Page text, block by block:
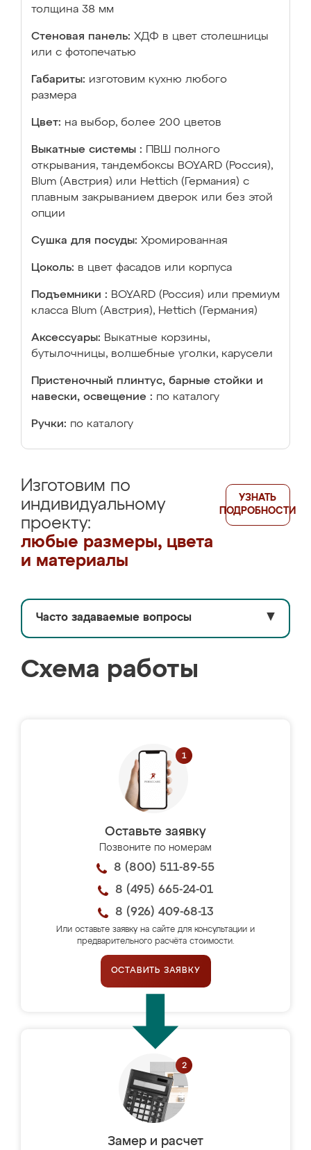
толщина 38 мм
Стеновая панель: ХДФ в цвет столешницы
или с фотопечатью
Габариты: изготовим кухню любого
размера
Цвет: на выбор, более 200 цветов
Выкатные системы :
ПВШ полного
открывания, тандембоксы BOYARD (Россия),
Blum (Австрия) или Hettich (Германия) с
плавным закрыванием дверок или без этой
опции
Сушка для посуды: Хромированная
Цоколь: в цвет фасадов или корпуса
Подъемники : BOYARD (Россия) или премиум
класса Blum (Австрия), Hettich (Германия)
Аксессуары: Выкатные корзины,
бутылочницы, волшебные уголки, карусели
Пристеночный плинтус, барные стойки и
навески, освещение : по каталогу
Ручки: по каталогу
Изготовим по
индивидуальному
проекту:
любые размеры, цвета
и материалы
УЗНАТЬ
ПОДРОБНОСТИ
Часто задаваемые вопросы ▼
Схема работы
Оставьте заявку
Позвоните по номерам
8 (800) 511-89-55
8 (495) 665-24-01
8 (926) 409-68-13
Или оставьте заявку на сайте для консультации и
предварительного расчёта стоимости.
ОСТАВИТЬ ЗАЯВКУ
Замер и расчет